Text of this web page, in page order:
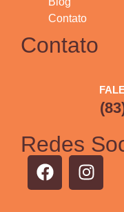
Contato
Contato
Redes